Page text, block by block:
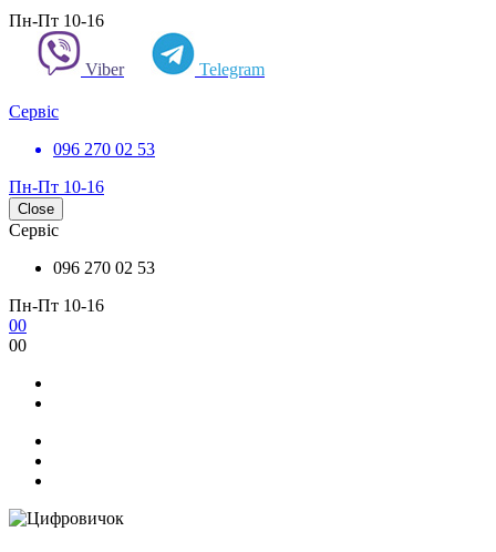
Пн-Пт 10-16
Viber Telegram
Сервіс
096 270 02 53
Пн-Пт 10-16
Close
Сервіс
096 270 02 53
Пн-Пт 10-16
00
00